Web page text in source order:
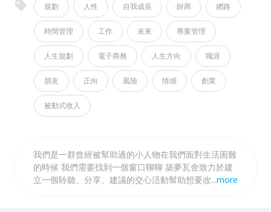
規劃 人性 自我成長 財商 網路
時間管理 工作 未來 專案管理
人生規劃 電子商務 人生方向 職涯
朋友 正向 風險 情感 創業
被動式收入
我們是一群曾經被幫助過的小人物在我們面對生活困難
的時候 我們需要找到一個窗口聊聊 築夢瓦舍致力於建
立一個聆聽、分享、建議的交心活動幫助想要改變現況
...more